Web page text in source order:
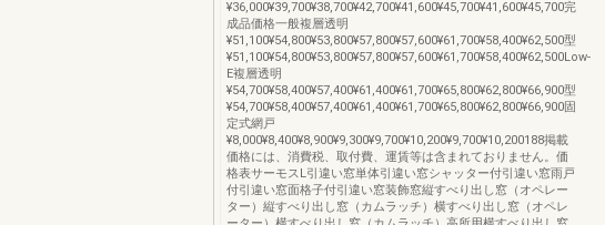
¥36,000¥39,700¥38,700¥42,700¥41,600¥45,700¥41,600¥45,700完
成品価格一般複層透明
¥51,100¥54,800¥53,800¥57,800¥57,600¥61,700¥58,400¥62,500型
¥51,100¥54,800¥53,800¥57,800¥57,600¥61,700¥58,400¥62,500Low-
E複層透明
¥54,700¥58,400¥57,400¥61,400¥61,700¥65,800¥62,800¥66,900型
¥54,700¥58,400¥57,400¥61,400¥61,700¥65,800¥62,800¥66,900固
定式網戸
¥8,000¥8,400¥8,900¥9,300¥9,700¥10,200¥9,700¥10,200188掲載
価格には、消費税、取付費、運賃等は含まれておりません。価
格表サーモスL引違い窓単体引違い窓シャッター付引違い窓雨戸
付引違い窓面格子付引違い窓装飾窓縦すべり出し窓（オペレー
ター）縦すべり出し窓（カムラッチ）横すべり出し窓（オペレ